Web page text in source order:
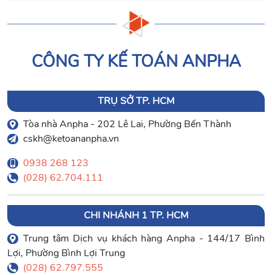
CÔNG TY KẾ TOÁN ANPHA
TRỤ SỞ TP. HCM
Tòa nhà Anpha - 202 Lê Lai, Phường Bến Thành
cskh@ketoananpha.vn
0938 268 123
(028) 62.704.111
CHI NHÁNH 1 TP. HCM
Trung tâm Dịch vụ khách hàng Anpha - 144/17 Bình
Lợi, Phường Bình Lợi Trung
(028) 62.797.555